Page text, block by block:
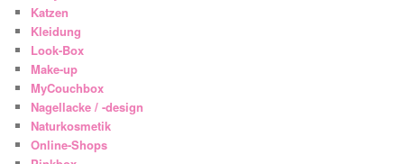
Katzen
Kleidung
Look-Box
Make-up
MyCouchbox
Nagellacke / -design
Naturkosmetik
Online-Shops